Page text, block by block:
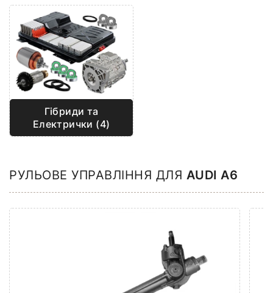
Гібриди та
Електрички (4)
РУЛЬОВЕ УПРАВЛІННЯ ДЛЯ AUDI A6